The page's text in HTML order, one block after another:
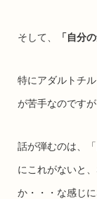
そして、 「自分
特にアダルトチ
が苦手なのです
話が弾むのは、
にこれがないと
か・・・な感じ